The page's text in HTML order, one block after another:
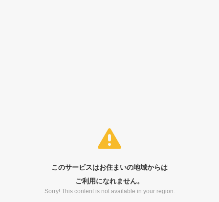
このサービスはお住まいの地域からは
ご利用になれません。
Sorry! This content is not available in your region.